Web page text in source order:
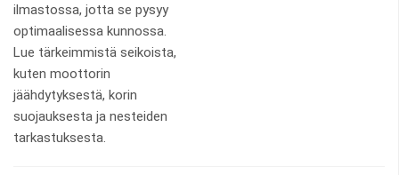
ilmastossa, jotta se pysyy
optimaalisessa kunnossa.
Lue tärkeimmistä seikoista,
kuten moottorin
jäähdytyksestä, korin
suojauksesta ja nesteiden
tarkastuksesta.